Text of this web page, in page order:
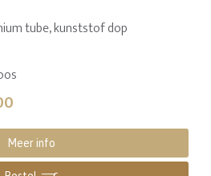
tube, kunststof dop
Meer info